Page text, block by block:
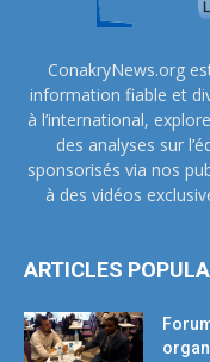
ConakryNews.org
information fiable et
à l’international,
des analyses sur
sponsorisés via nos
à des vidéos
ARTICLES